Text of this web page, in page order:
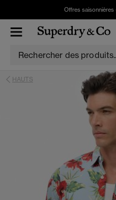
Offres saisonnières
HAUTS